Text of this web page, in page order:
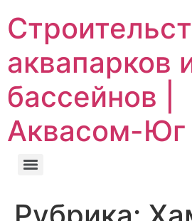
аквапарков
бассейнов |
Аквасом-Юг